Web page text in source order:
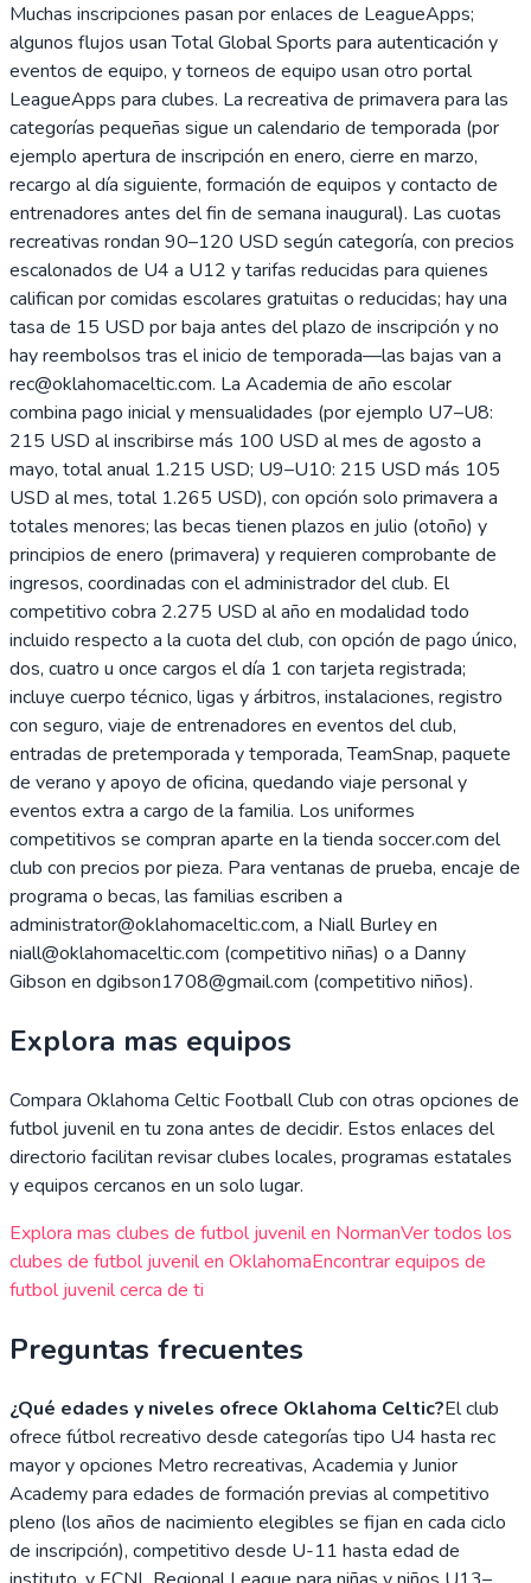
Muchas inscripciones pasan por enlaces de LeagueApps;
algunos flujos usan Total Global Sports para autenticación y
eventos de equipo, y torneos de equipo usan otro portal
LeagueApps para clubes. La recreativa de primavera para las
categorías pequeñas sigue un calendario de temporada (por
ejemplo apertura de inscripción en enero, cierre en marzo,
recargo al día siguiente, formación de equipos y contacto de
entrenadores antes del fin de semana inaugural). Las cuotas
recreativas rondan 90–120 USD según categoría, con precios
escalonados de U4 a U12 y tarifas reducidas para quienes
califican por comidas escolares gratuitas o reducidas; hay una
tasa de 15 USD por baja antes del plazo de inscripción y no
hay reembolsos tras el inicio de temporada—las bajas van a
rec@oklahomaceltic.com. La Academia de año escolar
combina pago inicial y mensualidades (por ejemplo U7–U8:
215 USD al inscribirse más 100 USD al mes de agosto a
mayo, total anual 1.215 USD; U9–U10: 215 USD más 105
USD al mes, total 1.265 USD), con opción solo primavera a
totales menores; las becas tienen plazos en julio (otoño) y
principios de enero (primavera) y requieren comprobante de
ingresos, coordinadas con el administrador del club. El
competitivo cobra 2.275 USD al año en modalidad todo
incluido respecto a la cuota del club, con opción de pago único,
dos, cuatro u once cargos el día 1 con tarjeta registrada;
incluye cuerpo técnico, ligas y árbitros, instalaciones, registro
con seguro, viaje de entrenadores en eventos del club,
entradas de pretemporada y temporada, TeamSnap, paquete
de verano y apoyo de oficina, quedando viaje personal y
eventos extra a cargo de la familia. Los uniformes
competitivos se compran aparte en la tienda soccer.com del
club con precios por pieza. Para ventanas de prueba, encaje de
programa o becas, las familias escriben a
administrator@oklahomaceltic.com, a Niall Burley en
niall@oklahomaceltic.com (competitivo niñas) o a Danny
Gibson en dgibson1708@gmail.com (competitivo niños).
Explora mas equipos
Compara Oklahoma Celtic Football Club con otras opciones de
futbol juvenil en tu zona antes de decidir. Estos enlaces del
directorio facilitan revisar clubes locales, programas estatales
y equipos cercanos en un solo lugar.
Explora mas clubes de futbol juvenil en NormanVer todos los
clubes de futbol juvenil en OklahomaEncontrar equipos de
futbol juvenil cerca de ti
Preguntas frecuentes
¿Qué edades y niveles ofrece Oklahoma Celtic?El club
ofrece fútbol recreativo desde categorías tipo U4 hasta rec
mayor y opciones Metro recreativas, Academia y Junior
Academy para edades de formación previas al competitivo
pleno (los años de nacimiento elegibles se fijan en cada ciclo
de inscripción), competitivo desde U-11 hasta edad de